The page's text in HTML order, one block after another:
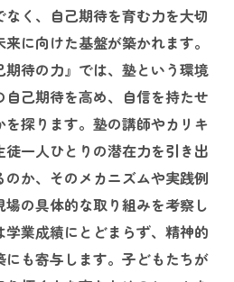
く、自己期待を育む力を大切
に向けた基盤が築かれます。
待の力』では、塾という環境
己期待を高め、自信を持たせ
探ります。塾の講師やカリキ
徒一人ひとりの潜在力を引き出
のか、そのメカニズムや実践例
の具体的な取り組みを考察し
学業成績にとどまらず、精神的
も寄与します。子どもたちが